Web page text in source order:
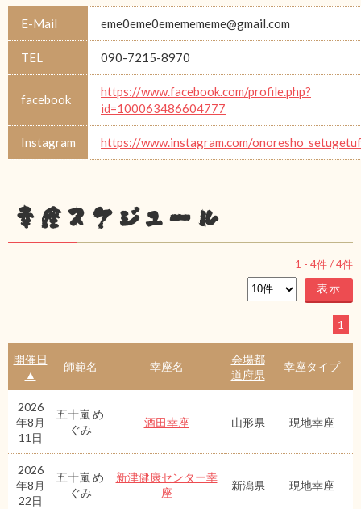
E-Mail eme0eme0ememememe@gmail.com
TEL 090-7215-8970
facebook
https://www.facebook.com/profile.php?
id=100063486604777
Instagram https://www.instagram.com/
幸座スケジュール
1 - 4件 /4件
1
開催日
▲
師範名 幸座名
会場都
道府県
幸座タイプ
2026
年8月
11日
五十嵐 め
ぐみ
酒田幸座 山形県 現地幸座
2026
年8月
22日
五十嵐 め
ぐみ
新津健康センター幸
座
新潟県 現地幸座